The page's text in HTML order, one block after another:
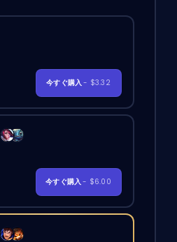
今すぐ購入- $3.32
今すぐ購入- $6.00